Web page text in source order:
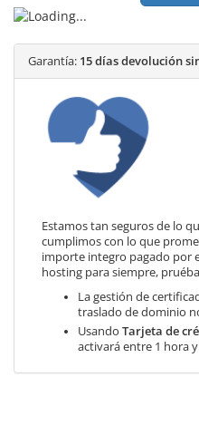
Garantía: 15 días devolución
Estamos tan seguros de lo
cumplimos con lo que
importe integro pagado por
hosting para siempre,
La gestión de
traslado de dominio
Usando Tarjeta de
activará entre 1 hora